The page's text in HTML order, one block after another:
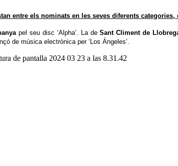
entre els nominats en les seves diferents
pel seu disc ‘Alpha’. La deSant Climent de
de música electrònica per ‘Los Ángeles’.